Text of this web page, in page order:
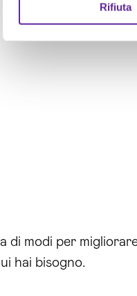
Rifiuta
di modi per
hai bisogno.